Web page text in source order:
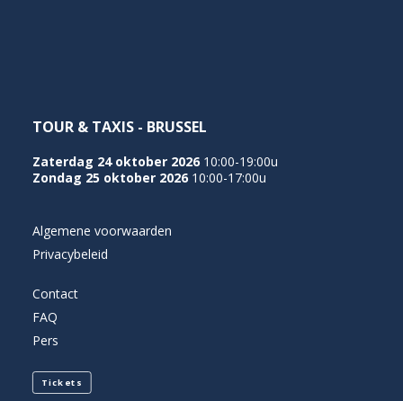
TOUR & TAXIS - BRUSSEL
Zaterdag 24 oktober 2026 10:00-19:00u
Zondag 25 oktober 2026 10:00-17:00u
Algemene voorwaarden
Privacybeleid
Contact
FAQ
Pers
Tickets